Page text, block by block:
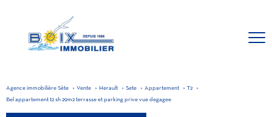
Agence immobilière Sète Vente Herault Sete Appartement T2
Bel appartement t2 sh 29m2 terrasse et parking prive vue degagee